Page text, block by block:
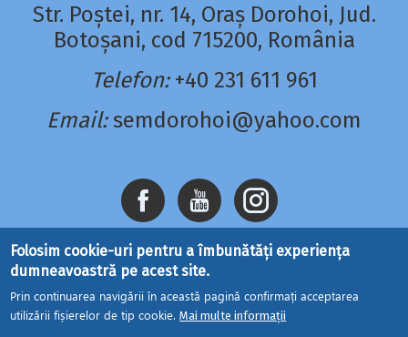
Str. Poștei, nr. 14, Oraș Dorohoi, Jud.
Botoșani, cod 715200, România
Telefon: +40 231 611 961
Email: semdorohoi@yahoo.com
Folosim cookie-uri pentru a îmbunătăți experiența
dumneavoastră pe acest site.
Prin continuarea navigării în această pagină confirmați acceptarea
utilizării fișierelor de tip cookie. Mai multe informații